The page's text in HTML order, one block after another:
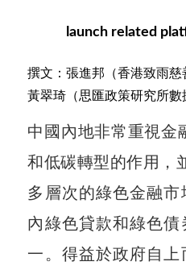
launch related
撰文：張進邦（香港致雨慈
黃翠琦（思匯政策研究所數
中國內地非常重視金
和低碳轉型的作用，
多層次的綠色金融
內綠色貸款和綠色
一。得益於政府自